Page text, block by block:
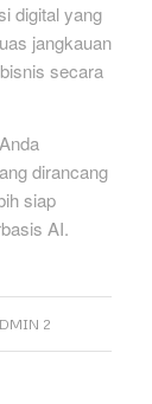
digital yang
jangkauan
secara
dirancang
siap
AI.
2